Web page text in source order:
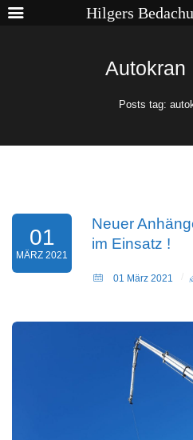
Autokran
Posts tag:
01
MÄRZ 2021
Neuer
im Einsatz !
01 März 2021
Hilgers